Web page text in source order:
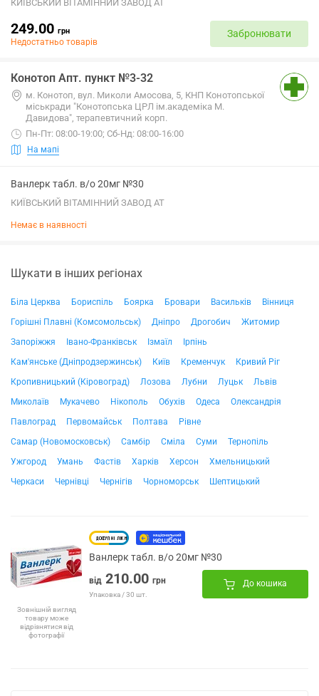
КИЇВСЬКИЙ ВІТАМІННИЙ ЗАВОД АТ
249.00 грн
Недостатньо товарів
Забронювати
Конотоп Апт. пункт №3-32
м. Конотоп, вул. Миколи Амосова, 5, КНП Конотопської
міськради "Конотопська ЦРЛ ім.академіка М.
Давидова", терапевтичний корп.
Пн-Пт: 08:00-19:00; Сб-Нд: 08:00-16:00
На мапі
Ванлерк табл. в/о 20мг №30
КИЇВСЬКИЙ ВІТАМІННИЙ ЗАВОД АТ
Немає в наявності
Шукати в інших регіонах
Біла Церква Бориспіль Боярка Бровари Васильків
Вінниця
Горішні Плавні (Комсомольськ)
Дніпро Дрогобич
Житомир
Запоріжжя
Івано-Франківськ Ізмаїл
Ірпінь
Кам'янське (Дніпродзержинськ)
Київ Кременчук
Кривий Ріг
Кропивницький (Кіровоград)
Лозова Лубни Луцьк
Львів
Миколаїв
Мукачево Нікополь Обухів Одеса
Олександрія
Павлоград
Первомайськ Полтава
Рівне
Самар (Новомосковськ)
Самбір Сміла Суми
Тернопіль
Ужгород
Умань Фастів Харків Херсон
Хмельницький
Черкаси
Чернівці Чернігів Чорноморськ Шептицький
Зовнішній вигляд
товару може
відрізнятися від
фотографії
Ванлерк табл. в/о 20мг №30
від 210.00 грн
Упаковка / 30 шт.
До кошика